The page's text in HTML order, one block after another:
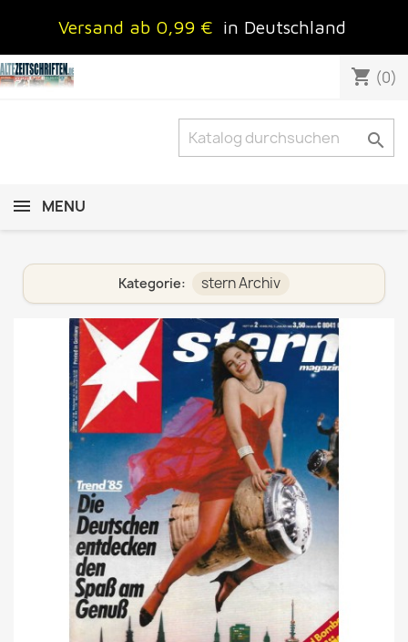
Versand ab 0,99 € in Deutschland
shopping_cart (0)

MENU
Kategorie: stern Archiv